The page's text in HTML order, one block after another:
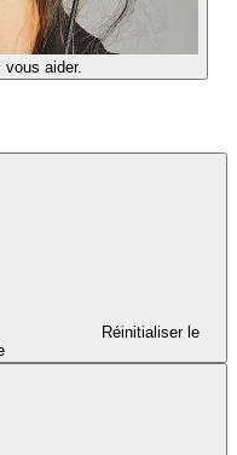
vous aider.
Réinitialiser le